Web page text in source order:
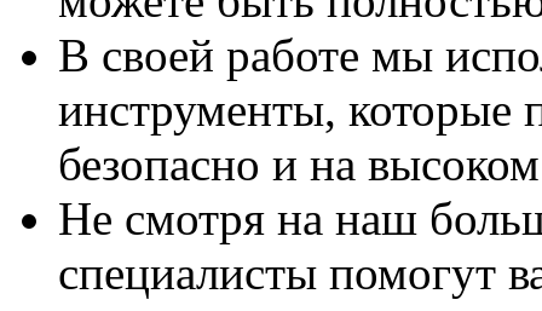
В своей работе мы
инструменты, которые
безопасно и на
Не смотря на наш
специалисты помогут